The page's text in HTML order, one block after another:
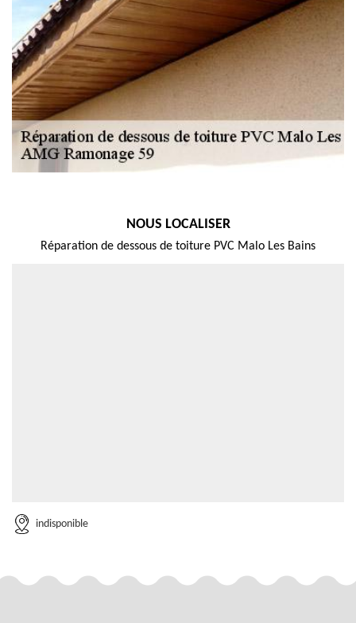
NOUS LOCALISER
Réparation de dessous de toiture PVC Malo Les Bains
indisponible